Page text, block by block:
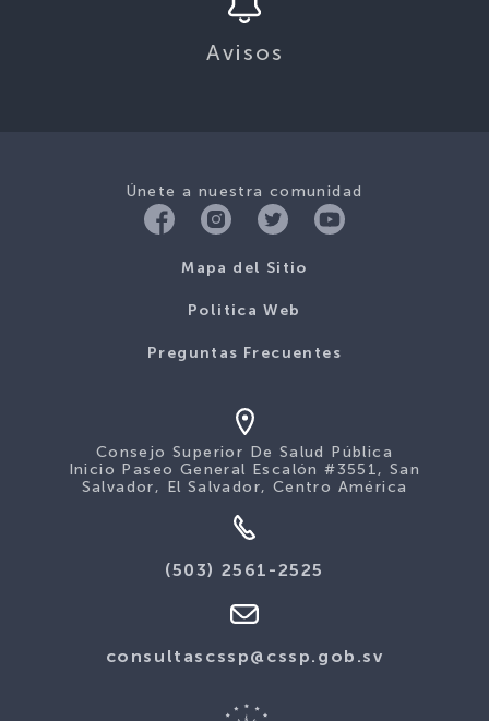
Avisos
Únete a nuestra comunidad
Mapa del Sitio
Politica Web
Preguntas Frecuentes
Consejo Superior De Salud Pública
Inicio Paseo General Escalón #3551, San
Salvador, El Salvador, Centro América
(503) 2561-2525
consultascssp@cssp.gob.sv